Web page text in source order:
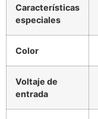
Características
especiales
Color
Voltaje de
entrada